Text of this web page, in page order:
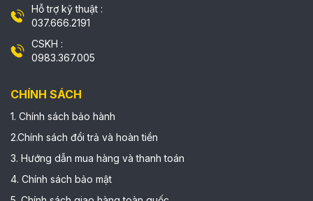
Hỗ trợ kỹ thuật :
037.666.2191
CSKH :
0983.367.005
CHÍNH SÁCH
1. Chính sách bảo hành
2.Chính sách đổi trả và hoàn tiền
3. Hướng dẫn mua hàng và thanh toán
4. Chính sách bảo mật